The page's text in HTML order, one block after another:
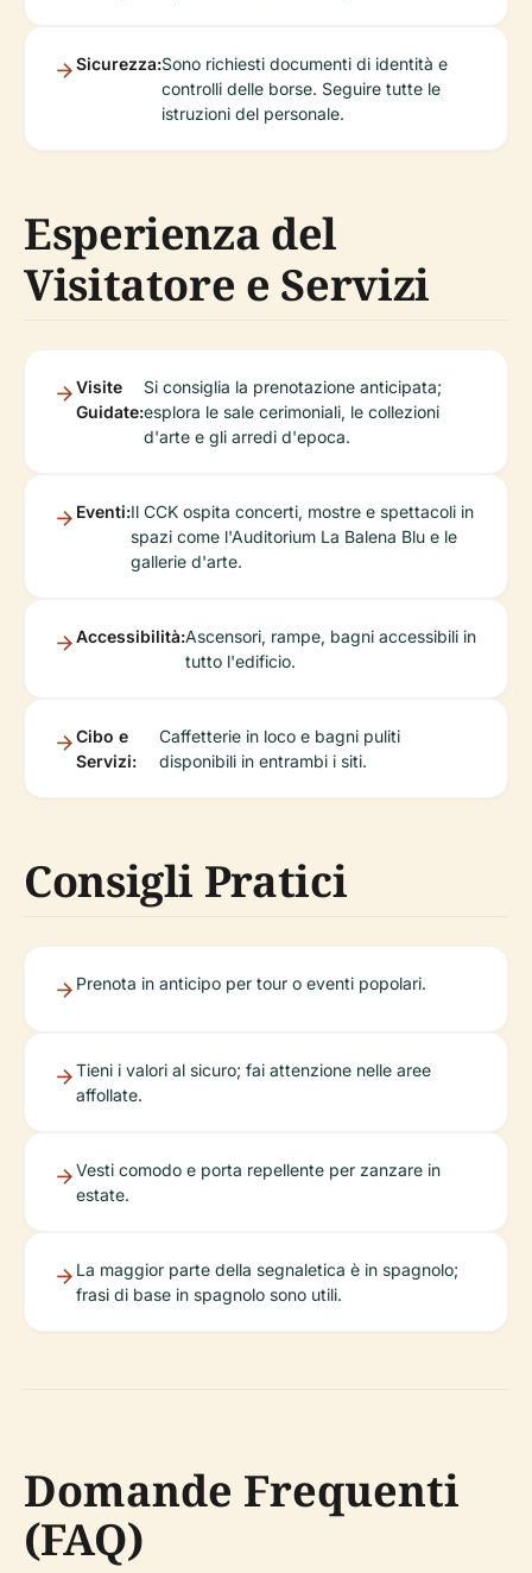
Sicurezza:Sono richiesti documenti di identità e
controlli delle borse. Seguire tutte le
istruzioni del personale.
Esperienza del
Visitatore e Servizi
Visite
Guidate:
Si consiglia la prenotazione anticipata;
esplora le sale cerimoniali, le collezioni
d'arte e gli arredi d'epoca.
Eventi:Il CCK ospita concerti, mostre e spettacoli in
spazi come l'Auditorium La Balena Blu e le
gallerie d'arte.
Accessibilità:Ascensori, rampe, bagni accessibili in
tutto l'edificio.
Cibo e
Servizi:
Caffetterie in loco e bagni puliti
disponibili in entrambi i siti.
Consigli Pratici
Prenota in anticipo per tour o eventi popolari.
Tieni i valori al sicuro; fai attenzione nelle aree
affollate.
Vesti comodo e porta repellente per zanzare in
estate.
La maggior parte della segnaletica è in spagnolo;
frasi di base in spagnolo sono utili.
Domande Frequenti
(FAQ)